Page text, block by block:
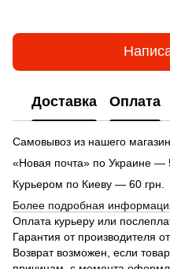
Доставка Оплата
Самовывоз из нашего
«Новая почта» по Украине —
Курьером по Киеву — 60 грн.
Более подробная
Оплата курьеру или
Гарантия от производителя
Возврат возможен, если